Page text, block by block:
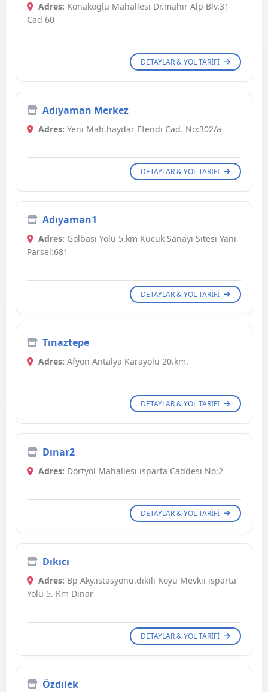
Adres: Konakoglu Mahallesı Dr.mahır Alp Blv.31
Cad 60
DETAYLAR & YOL TARIFI
Adıyaman Merkez
Adres: Yenı Mah.haydar Efendı Cad. No:302/a
DETAYLAR & YOL TARIFI
Adıyaman1
Adres: Golbası Yolu 5.km Kucuk Sanayı Sıtesı Yanı
Parsel:681
DETAYLAR & YOL TARIFI
Tınaztepe
Adres: Afyon Antalya Karayolu 20.km.
DETAYLAR & YOL TARIFI
Dınar2
Adres: Dortyol Mahallesı ısparta Caddesı No:2
DETAYLAR & YOL TARIFI
Dıkıcı
Adres: Bp Aky.ıstasyonu.dıkılı Koyu Mevkıı ısparta
Yolu 5. Km Dınar
DETAYLAR & YOL TARIFI
Özdılek